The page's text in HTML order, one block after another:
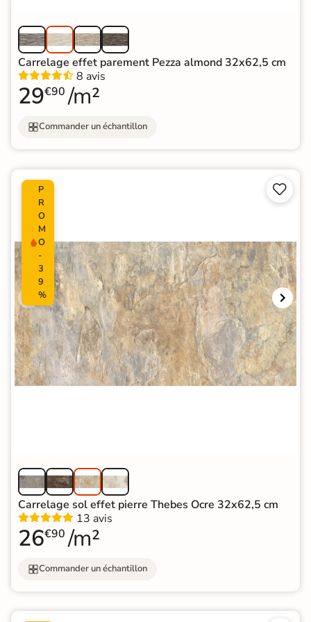
Carrelage effet parement Pezza almond 32x62,5 cm
8 avis
29€90 /m²
Commander un échantillon
P
R
O
M
O
-
3
9
%


Carrelage sol effet pierre Thebes Ocre 32x62,5 cm
13 avis
26€90 /m²
Commander un échantillon